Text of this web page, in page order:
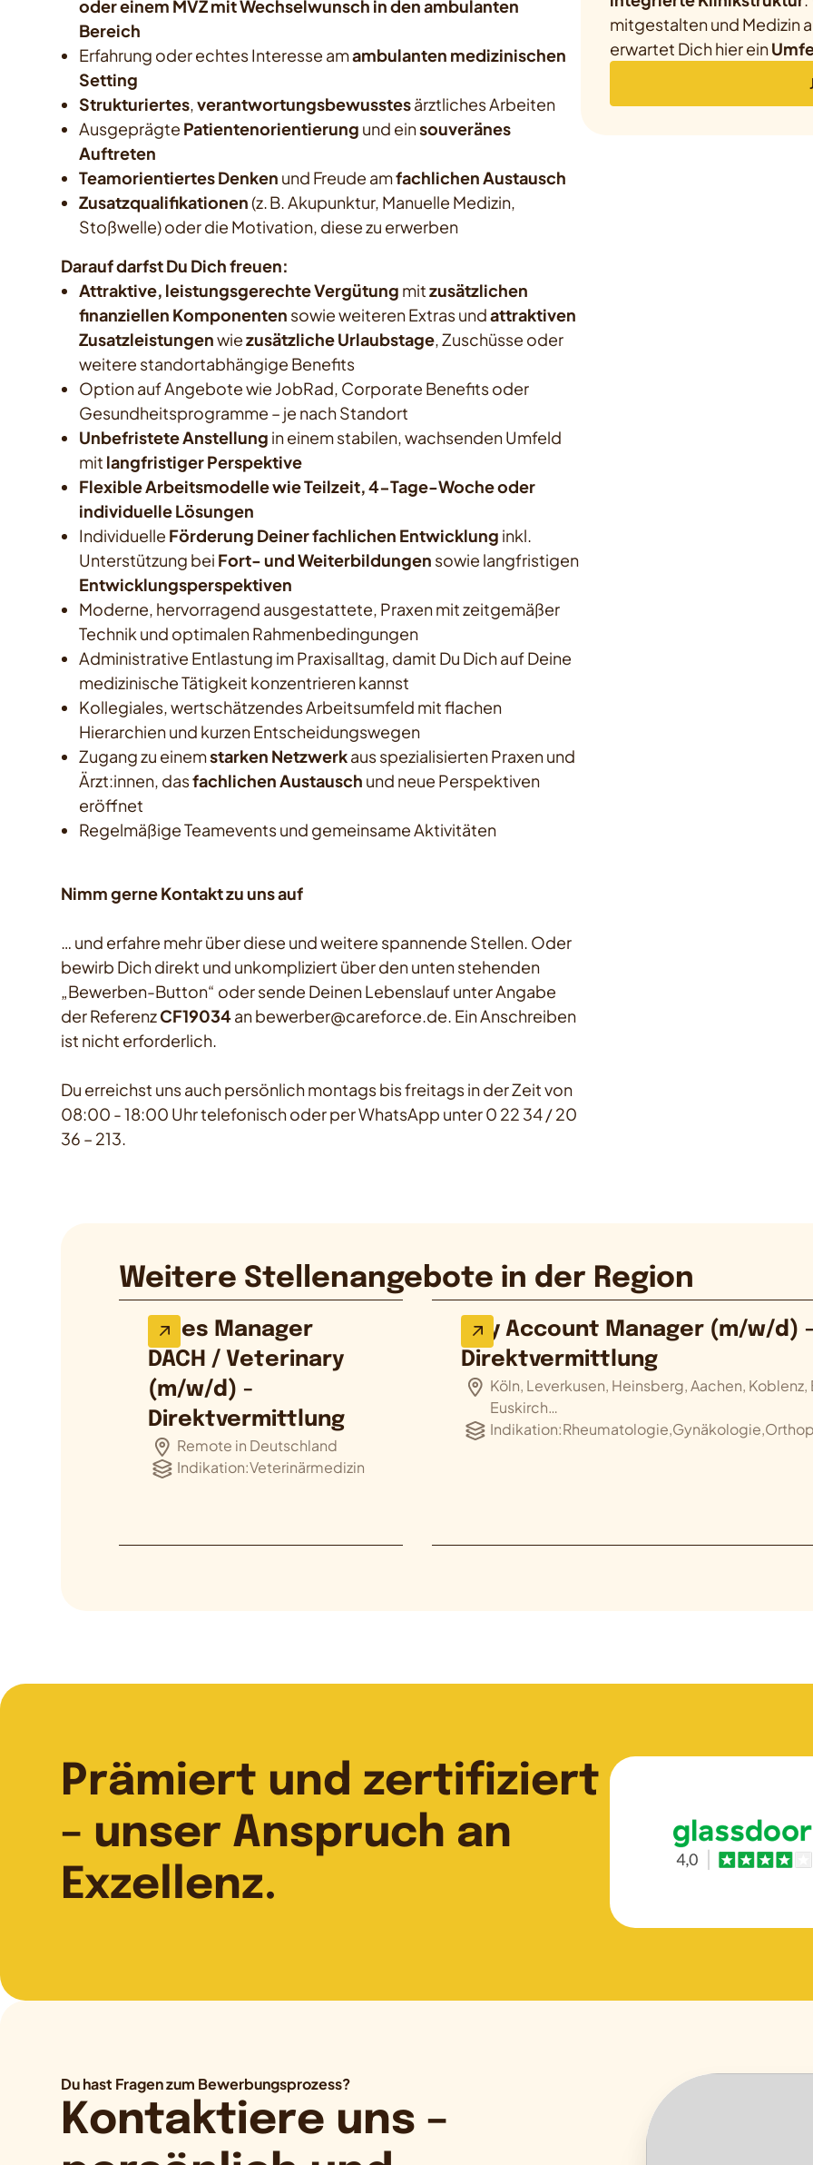
mitgestalten und Medizin
erwartet Dich hier ein
oder einem MVZ mit Wechselwunsch in den ambulanten
Bereich
Erfahrung oder echtes Interesse amambulanten medizinischen
Setting
Strukturiertes,verantwortungsbewusstesärztliches Arbeiten
Ausgeprägte Patientenorientierung und einsouveränes
Auftreten
Teamorientiertes Denken und Freude amfachlichen Austausch
Zusatzqualifikationen(z. B. Akupunktur, Manuelle Medizin,
Stoßwelle) oder die Motivation, diese zu erwerben
Darauf darfst Du Dich freuen:
Attraktive, leistungsgerechte Vergütung mitzusätzlichen
finanziellen Komponenten sowie weiteren Extras undattraktiven
Zusatzleistungenwiezusätzliche Urlaubstage, Zuschüsse oder
weitere standortabhängige Benefits
Option auf Angebote wie JobRad, Corporate Benefits oder
Gesundheitsprogramme – je nach Standort
Unbefristete Anstellung in einem stabilen, wachsenden Umfeld
mit langfristiger Perspektive
Flexible Arbeitsmodelle wie Teilzeit, 4-Tage-Woche oder
individuelle Lösungen
Individuelle Förderung Deiner fachlichen Entwicklung inkl.
Unterstützung bei Fort- und Weiterbildungen sowie langfristigen
Entwicklungsperspektiven
Moderne, hervorragend ausgestattete, Praxen mit zeitgemäßer
Technik und optimalen Rahmenbedingungen
Administrative Entlastung im Praxisalltag, damit Du Dich auf Deine
medizinische Tätigkeit konzentrieren kannst
Kollegiales, wertschätzendes Arbeitsumfeld mit flachen
Hierarchien und kurzen Entscheidungswegen
Zugang zu einemstarken Netzwerkaus spezialisierten Praxen und
Ärzt:innen, dasfachlichen Austausch und neue Perspektiven
eröffnet
Regelmäßige Teamevents und gemeinsame Aktivitäten
Nimm gerne Kontakt zu uns auf
… und erfahre mehr über diese und weitere spannende Stellen. Oder
bewirb Dich direkt und unkompliziert über den unten stehenden
„Bewerben-Button“ oder sende Deinen Lebenslauf unter Angabe
der ReferenzCF19034an bewerber@careforce.de. Ein Anschreiben
ist nicht erforderlich.
Du erreichst uns auch persönlich montags bis freitags in der Zeit von
08:00 - 18:00 Uhr telefonisch oder per WhatsApp unter 0 22 34 / 20
36 – 213.
Weitere Stellenangebote in der Region
Sales Manager
DACH / Veterinary
(m/w/d) -
Direktvermittlung
Remote in Deutschland
Indikation:Veterinärmedizin
Key Account Manager (m/w/d) -
Direktvermittlung
Köln, Leverkusen, Heinsberg, Aachen, Koblenz,
Euskirch…
Indikation:
Prämiert und zertifiziert
– unser Anspruch an
Exzellenz.
Du hast Fragen zum Bewerbungsprozess?
Kontaktiere uns –